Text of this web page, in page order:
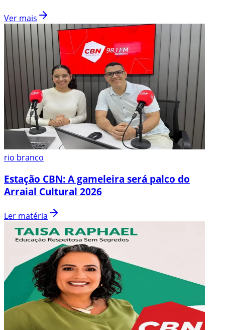
Ver mais
rio branco
Estação CBN: A gameleira será palco do
Arraial Cultural 2026
Ler matéria